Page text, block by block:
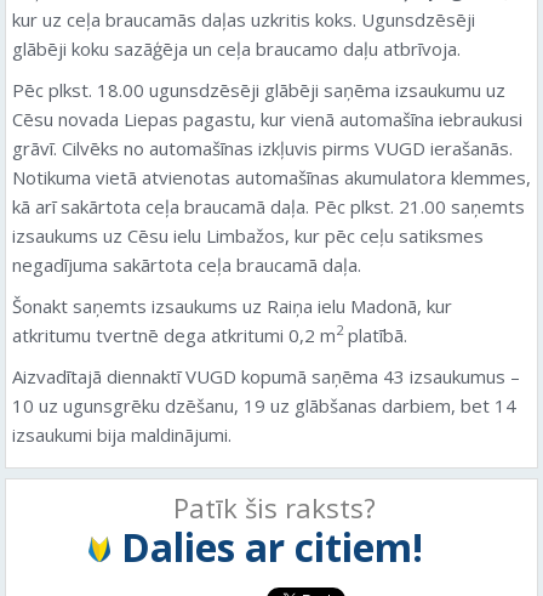
kur uz ceļa braucamās daļas uzkritis koks. Ugunsdzēsēji
glābēji koku sazāģēja un ceļa braucamo daļu atbrīvoja.
Pēc plkst. 18.00 ugunsdzēsēji glābēji saņēma izsaukumu uz
Cēsu novada Liepas pagastu, kur vienā automašīna iebraukusi
grāvī. Cilvēks no automašīnas izkļuvis pirms VUGD ierašanās.
Notikuma vietā atvienotas automašīnas akumulatora klemmes,
kā arī sakārtota ceļa braucamā daļa. Pēc plkst. 21.00 saņemts
izsaukums uz Cēsu ielu Limbažos, kur pēc ceļu satiksmes
negadījuma sakārtota ceļa braucamā daļa.
Šonakt saņemts izsaukums uz Raiņa ielu Madonā, kur
atkritumu tvertnē dega atkritumi 0,2 m2platībā.
Aizvadītajā diennaktī VUGD kopumā saņēma 43 izsaukumus –
10 uz ugunsgrēku dzēšanu, 19 uz glābšanas darbiem, bet 14
izsaukumi bija maldinājumi.
Patīk šis raksts?
Dalies ar citiem!